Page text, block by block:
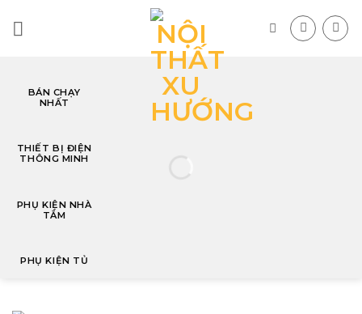
BÁN CHẠY
NHẤT
THIẾT BỊ ĐIỆN
THÔNG MINH
PHỤ KIỆN NHÀ
TẮM
PHỤ KIỆN TỦ